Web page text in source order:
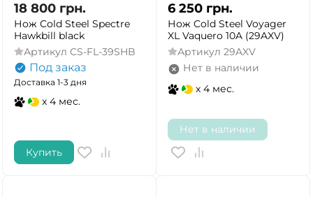
18 800 грн.
Нож Cold Steel Spectre
Hawkbill black
Артикул CS-FL-39SHB
Под заказ
Доставка 1-3 дня
x 4 мес.
Купить
6 250 грн.
Нож Cold Steel Voyager
XL Vaquero 10A (29AXV)
Артикул 29AXV
Нет в наличии
x 4 мес.
Нет в наличии